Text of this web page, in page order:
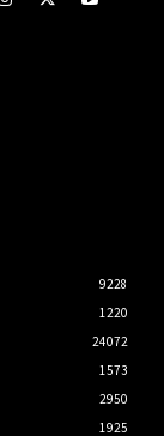
9228
1220
24072
1573
2950
1925